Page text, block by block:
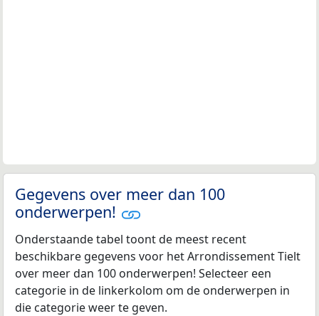
Gegevens over meer dan 100
onderwerpen!
Onderstaande tabel toont de meest recent
beschikbare gegevens voor het Arrondissement Tielt
over meer dan 100 onderwerpen! Selecteer een
categorie in de linkerkolom om de onderwerpen in
die categorie weer te geven.